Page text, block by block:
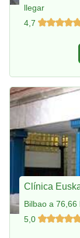
llegar
4,7
Clínica
Bilbao a
5,0